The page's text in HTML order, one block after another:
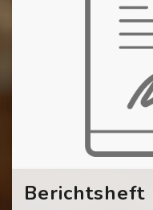
Berichtsheft